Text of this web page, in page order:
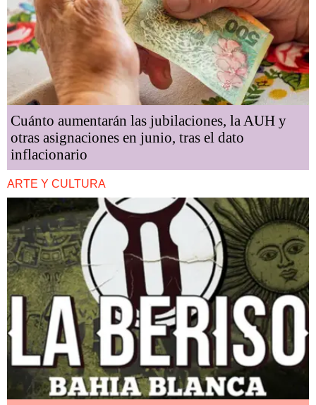
Cuánto aumentarán las jubilaciones, la AUH y
otras asignaciones en junio, tras el dato
inflacionario
ARTE Y CULTURA